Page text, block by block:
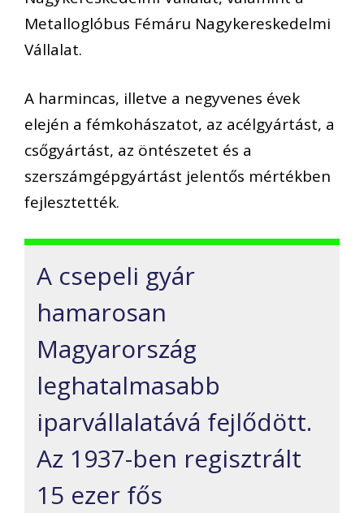
Metalloglóbus Fémáru Nagykereskedelmi
Vállalat.
A harmincas, illetve a negyvenes évek
elején a fémkohászatot, az acélgyártást, a
csőgyártást, az öntészetet és a
szerszámgépgyártást jelentős mértékben
fejlesztették.
A csepeli gyár
hamarosan
Magyarország
leghatalmasabb
iparvállalatává fejlődött.
Az 1937-ben regisztrált
15 ezer fős